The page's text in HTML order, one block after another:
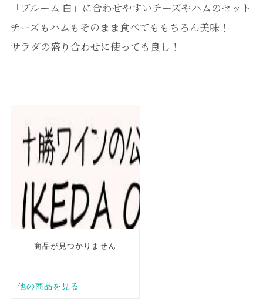
「ブルーム 白」に合わせやすいチーズやハムのセット
チーズもハムもそのまま食べてももちろん美味！
サラダの盛り合わせに使っても良し！